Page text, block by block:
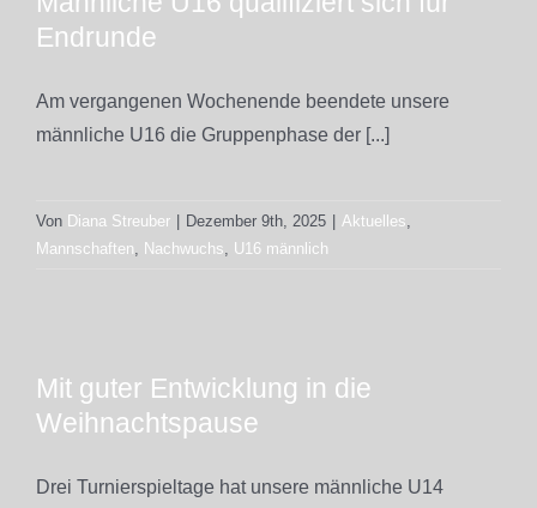
Endrunde
Am vergangenen Wochenende beendete unsere
männliche U16 die Gruppenphase der [...]
Von Diana Streuber Dezember 9th, 2025 Aktuelles
Mannschaften
Nachwuchs U16 männlich
Mit guter Entwicklung in die
Weihnachtspause
Drei Turnierspieltage hat unsere männliche U14